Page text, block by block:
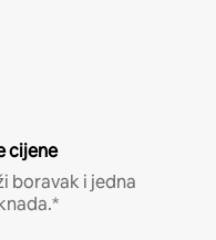
cijene
boravak i jedna